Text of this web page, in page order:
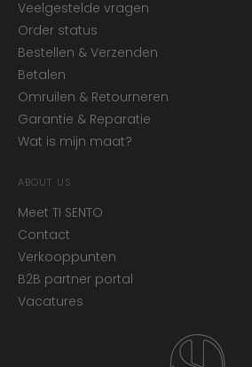
Veelgestelde vragen
Order status
Bestellen & Verzenden
Betalen
Omruilen & Retourneren
Garantie & Reparatie
Wat is mijn maat?
ABOUT US
Meet TI SENTO
Contact
Verkooppunten
B2B partner portal
Vacatures